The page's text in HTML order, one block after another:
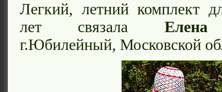
Легкий, летний комплект
лет связала
г.Юбилейный, Московской